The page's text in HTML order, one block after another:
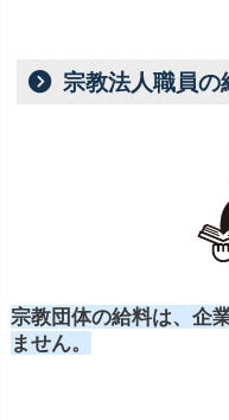
宗教法人職員の
宗教団体の給料は、企
ません。